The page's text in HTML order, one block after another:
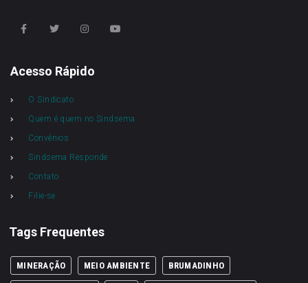
Acesso Rápido
O Sindicato
Quem é quem no Sindsema
Convênios
Sindsema Responde
Contato
Filie-se
Tags Frequentes
MINERAÇÃO MEIO AMBIENTE BRUMADINHO